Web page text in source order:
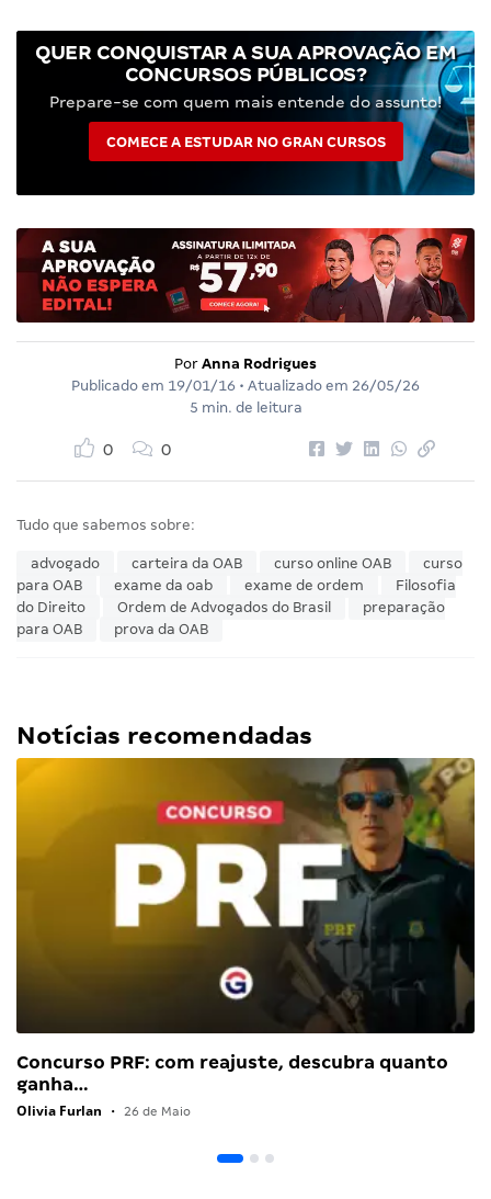
QUER CONQUISTAR A SUA APROVAÇÃO EM
CONCURSOS PÚBLICOS?
Prepare-se com quem mais entende do assunto!
COMECE A ESTUDAR NO GRAN CURSOS
Por Anna Rodrigues
Publicado em 19/01/16 • Atualizado em 26/05/26
5 min. de leitura
0 0
Tudo que sabemos sobre:
advogado carteira da OAB curso online OAB
curso
para OAB
exame da oab exame de ordem
Filosofia
do Direito
Ordem de Advogados do Brasil
preparação
para OAB
prova da OAB
Notícias recomendadas
Concurso PRF: com reajuste, descubra quanto
ganha…
Olivia Furlan • 26 de Maio